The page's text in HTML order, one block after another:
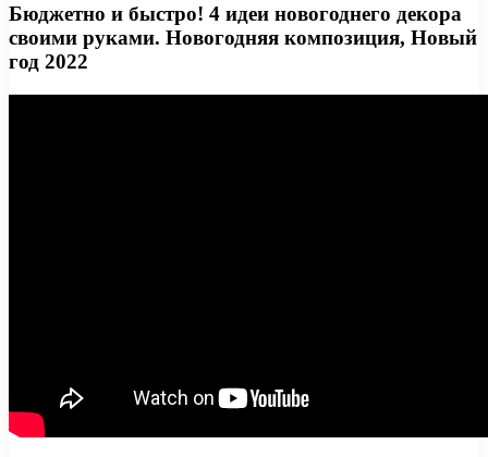
Бюджетно и быстро! 4 идеи новогоднего декора
своими руками. Новогодняя композиция, Новый
год 2022